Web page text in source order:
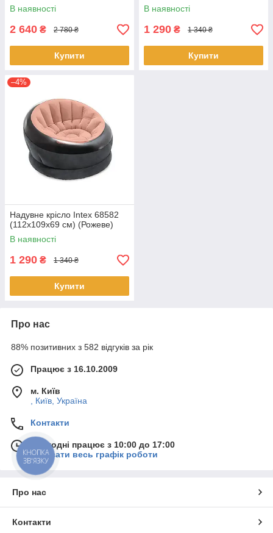
В наявності
2 640 ₴ 2 780 ₴
Купити
В наявності
1 290 ₴ 1 340 ₴
Купити
–4%
Надувне крісло Intex 68582
(112х109х69 см) (Рожеве)
В наявності
1 290 ₴ 1 340 ₴
Купити
Про нас
88% позитивних з 582 відгуків за рік
Працює з 16.10.2009
м. Київ
, Київ, Україна
Контакти
Сьогодні працює з 10:00 до 17:00
Показати весь графік роботи
Про нас
Контакти
КНОПКА
ЗВ'ЯЗКУ